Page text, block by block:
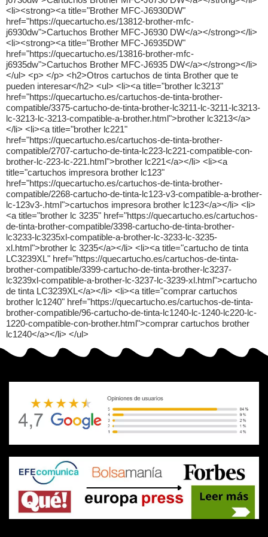
<li><strong><a title="Brother MFC-J6930DW"
href="https://quecartucho.es/13812-brother-mfc-
j6930dw">Cartuchos Brother MFC-J6930 DW</a></strong></li>
<li><strong><a title="Brother MFC-J6935DW"
href="https://quecartucho.es/13816-brother-mfc-
j6935dw">Cartuchos Brother MFC-J6935 DW</a></strong></li>
</ul> <p> </p> <h2>Otros cartuchos de tinta Brother que te
pueden interesar</h2> <ul> <li><a title="brother lc3213"
href="https://quecartucho.es/cartuchos-de-tinta-brother-
compatible/3375-cartucho-de-tinta-brother-lc3211-lc-3211-lc3213-
lc-3213-lc-3213-compatible-a-brother.html">brother lc3213</a>
</li> <li><a title="brother lc221"
href="https://quecartucho.es/cartuchos-de-tinta-brother-
compatible/2707-cartucho-de-tinta-lc223-lc221-compatible-con-
brother-lc-223-lc-221.html">brother lc221</a></li> <li><a
title="cartuchos impresora brother lc123"
href="https://quecartucho.es/cartuchos-de-tinta-brother-
compatible/2268-cartucho-de-tinta-lc123-v3-compatible-a-brother-
lc-123v3-.html">cartuchos impresora brother lc123</a></li> <li>
<a title="brother lc 3235" href="https://quecartucho.es/cartuchos-
de-tinta-brother-compatible/3398-cartucho-de-tinta-brother-
lc3233-lc3235xl-compatible-a-brother-lc-3233-lc-3235-
xl.html">brother lc 3235</a></li> <li><a title="cartucho de tinta
LC3239XL" href="https://quecartucho.es/cartuchos-de-tinta-
brother-compatible/3399-cartucho-de-tinta-brother-lc3237-
lc3239xl-compatible-a-brother-lc-3237-lc-3239-xl.html">cartucho
de tinta LC3239XL</a></li> <li><a title="comprar cartuchos
brother lc1240" href="https://quecartucho.es/cartuchos-de-tinta-
brother-compatible/96-cartucho-de-tinta-lc1240-lc-1240-lc220-lc-
1220-compatible-con-brother.html">comprar cartuchos brother
lc1240</a></li> </ul>